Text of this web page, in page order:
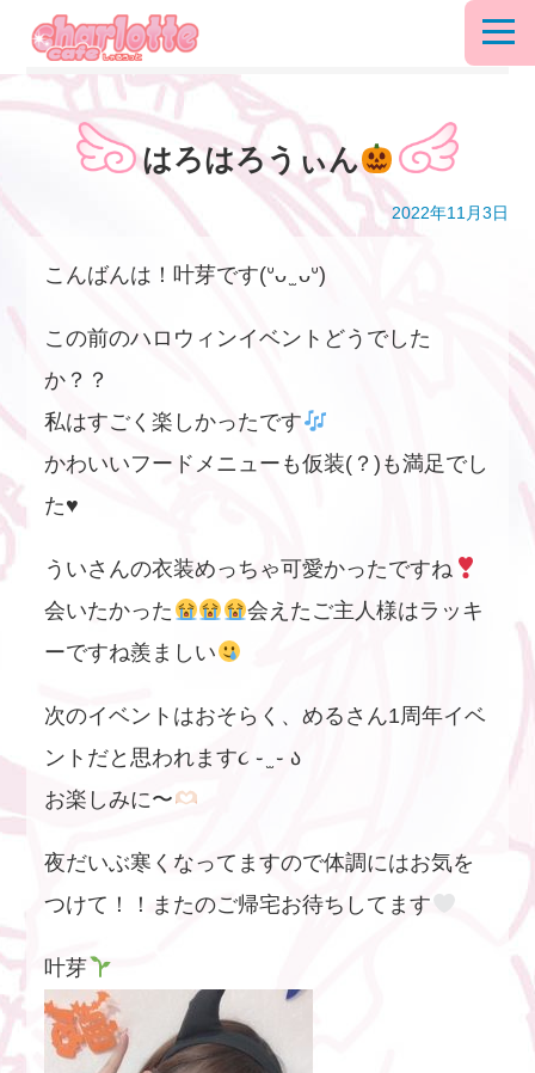
はろはろうぃん
2022年11月3日
こんばんは！叶芽です(ᐡᴗ ̫ ᴗᐡ)
この前のハロウィンイベントどうでした
か？？
私はすごく楽しかったです
かわいいフードメニューも仮装(？)も満足でし
た♥️
ういさんの衣装めっちゃ可愛かったですね
会いたかった
会えたご主人様はラッキ
ーですね羨ましい
次のイベントはおそらく、めるさん1周年イベ
ントだと思われます૮ ֊ ̫ ֊ ა
お楽しみに〜
夜だいぶ寒くなってますので体調にはお気を
つけて！！またのご帰宅お待ちしてます
叶芽